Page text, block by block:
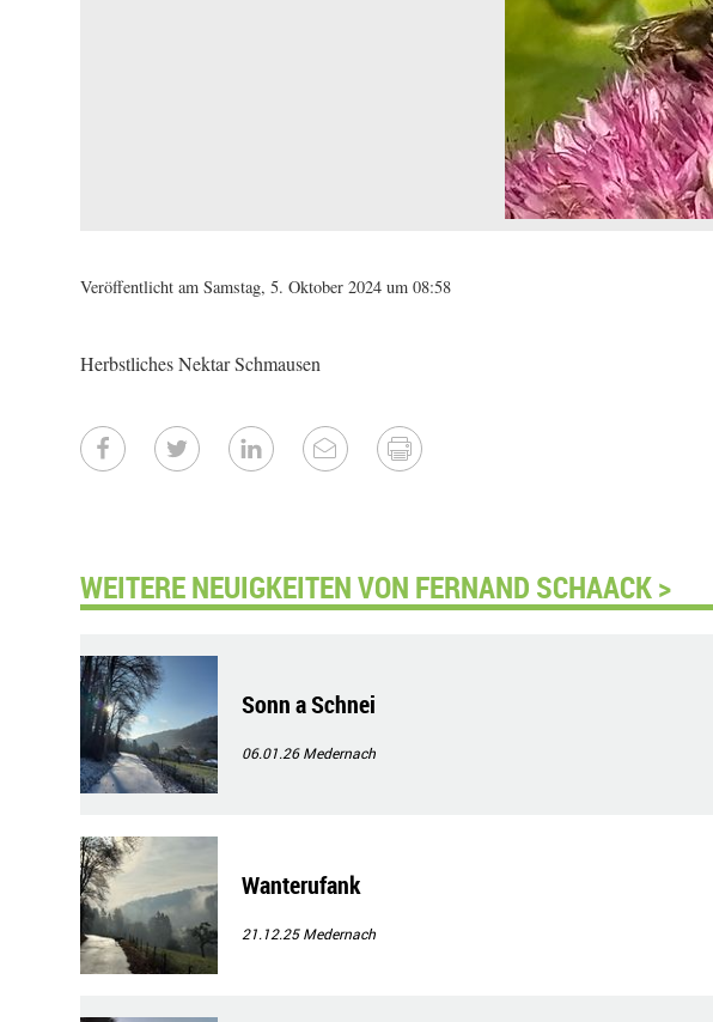
Veröffentlicht am Samstag, 5. Oktober 2024 um 08:58
Herbstliches Nektar Schmausen
WEITERE NEUIGKEITEN VON FERNAND SCHAACK >
Sonn a Schnei
06.01.26Medernach
Wanterufank
21.12.25Medernach